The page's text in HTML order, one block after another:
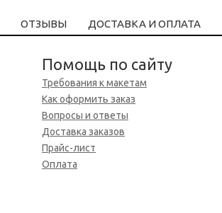
ОТЗЫВЫ ДОСТАВКА И ОПЛАТА
Помощь по сайту
Требования к макетам
Как оформить заказ
Вопросы и ответы
Доставка заказов
Прайс-лист
Оплата